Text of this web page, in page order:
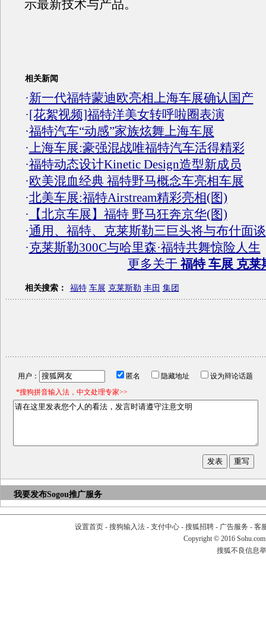
示最新技术与产品。
相关新闻
·新一代福特蒙迪欧亮相上海车展确认国产
·[花絮视频]福特洋美女转呼啦圈表演
·福特汽车“动感”家族炫舞上海车展
·上海车展:豪强混战唯福特汽车活得精彩
·福特动态设计Kinetic Design造型新成员
·欧美混血经典 福特野马概念车亮相车展
·北美车展:福特Airstream精彩亮相(图)
· 【北京车展】福特 野马狂奔京华(图)
·通用、福特、克莱斯勒三巨头将与布什面谈
·克莱斯勒300C与哈里森·福特共舞惊险人生
更多关于福特 车展 克莱
相关搜索： 福特 车展 克莱斯勒 丰田 集团
用户： 匿名 隐藏地址
设为辩论话题
*搜狗拼音输入法，中文处理专家>>
我要发布Sogou推广服务
设置首页- 搜狗输入法- 支付中心- 搜狐招聘- 广告服务 - 客
Copyright © 2016
搜狐不良信息